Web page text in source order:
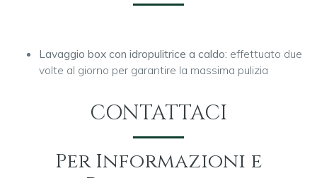
Lavaggio box con idropulitrice a caldo: effettuato due
volte al giorno per garantire la massima pulizia
CONTATTACI
Per Informazioni e